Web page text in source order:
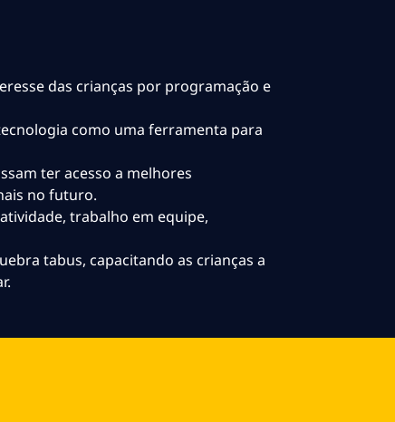
das crianças por programação e
como uma ferramenta para
ter acesso a melhores
no futuro.
trabalho em equipe,
tabus, capacitando as crianças a